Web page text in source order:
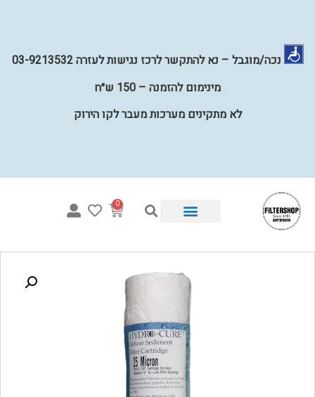
נכה/מוגבל – נא להתקשר לרכז נגישות לעזרה 03-9213532
מינימום להזמנה – 150 ש״ח
לא מתקינים מערכות מעבר לקו הירוק
0